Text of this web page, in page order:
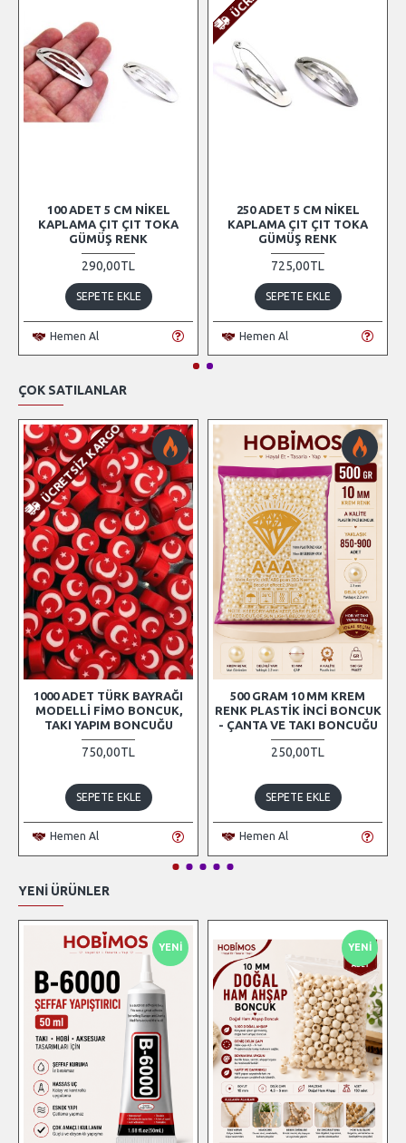
100 ADET 5 CM NIKEL
KAPLAMA ÇIT ÇIT TOKA
GÜMÜŞ RENK
290,00TL
SEPETE EKLE
Hemen Al
250 ADET 5 CM NIKEL
KAPLAMA ÇIT ÇIT TOKA
GÜMÜŞ RENK
725,00TL
SEPETE EKLE
Hemen Al
ÇOK SATILANLAR
ÜCRETSIZ KARGO
1000 ADET TÜRK BAYRAĞI
MODELLI FIMO BONCUK,
TAKI YAPIM BONCUĞU
750,00TL
SEPETE EKLE
Hemen Al
500 GRAM 10 MM KREM
RENK PLASTIK İNCI BONCUK
- ÇANTA VE TAKI BONCUĞU
250,00TL
SEPETE EKLE
Hemen Al
YENI ÜRÜNLER
YENI YENI